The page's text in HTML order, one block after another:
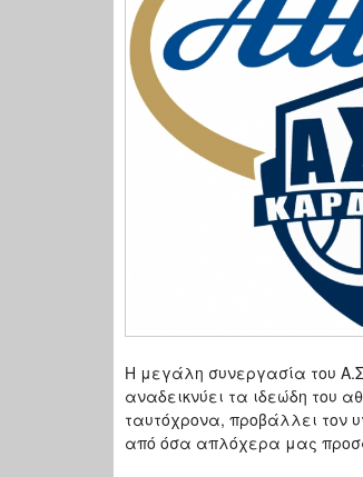
Η μεγάλη συνεργασία του
αναδεικνύει τα ιδεώδη του
ταυτόχρονα, προβάλλει τον
από όσα απλόχερα μας